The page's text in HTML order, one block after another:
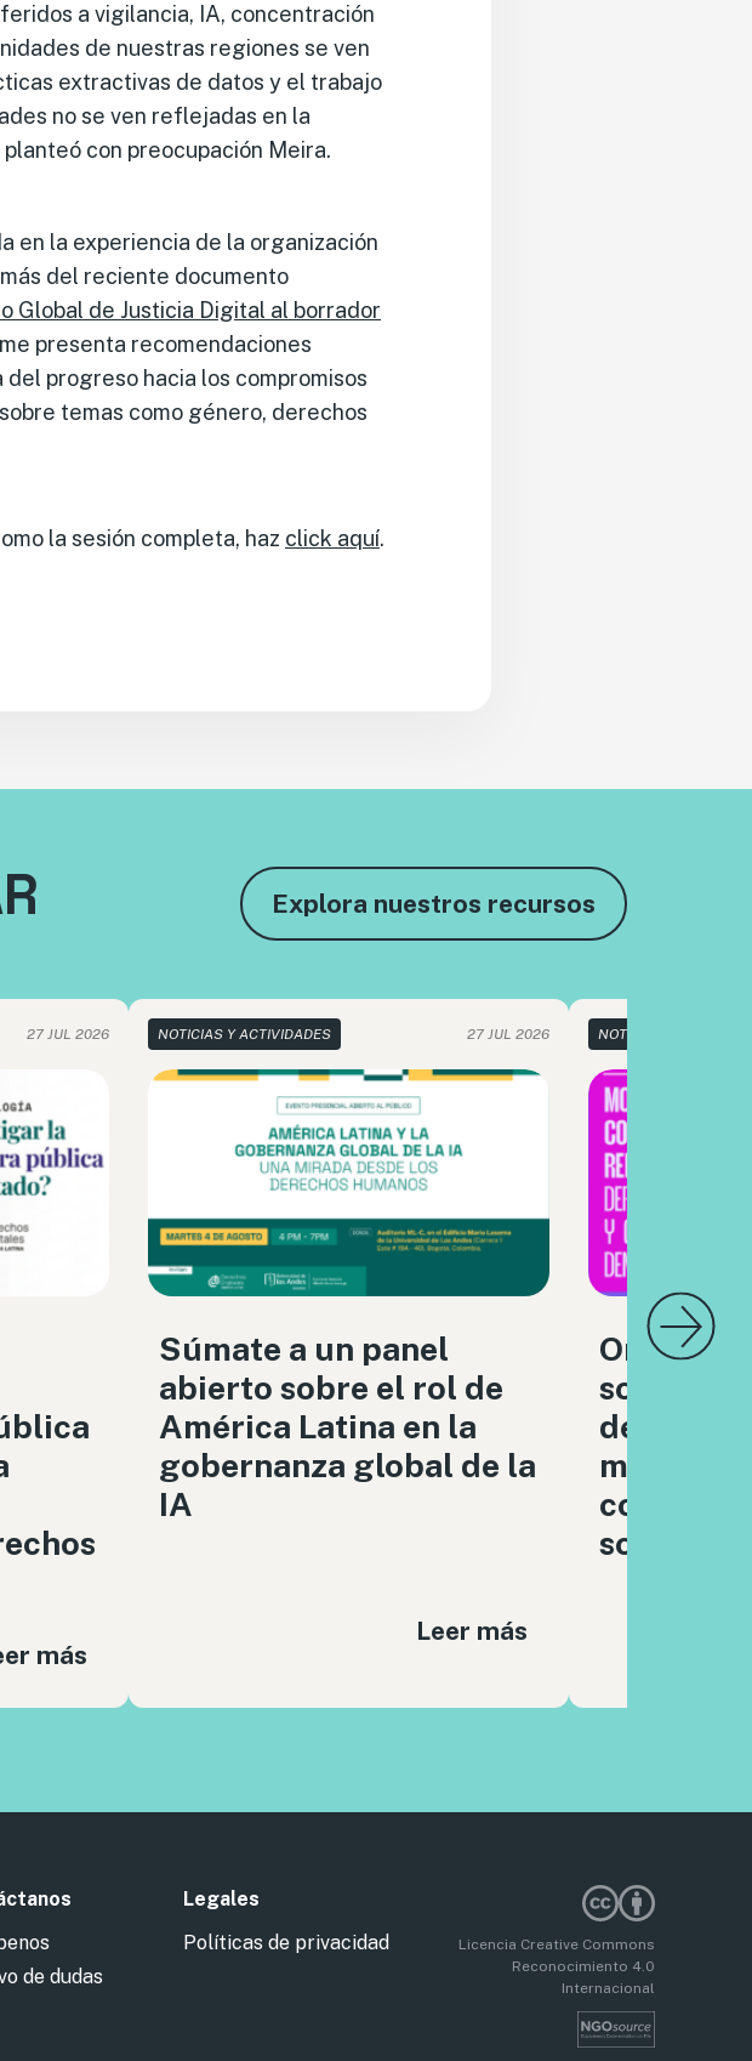
a vigilancia, IA, concentración
de nuestras regiones se ven
extractivas de datos y el trabajo
no se ven reflejadas en la
con preocupación Meira.
en la experiencia de la organización
del reciente documento
Global de Justicia Digital al borrador
presenta recomendaciones
progreso hacia los compromisos
temas como género, derechos
la sesión completa, haz click aquí.
Explora nuestros recursos
27 JUL 2026
más
NOTICIAS Y ACTIVIDADES 27 JUL 2026
Súmate a un panel
abierto sobre el rol de
América Latina en la
gobernanza global de la
IA
Leer más
NOTICIAS Y
sociedad
sociales
de dudas
Legales
Políticas de privacidad
Licencia Creative Commons
Reconocimiento 4.0
Internacional